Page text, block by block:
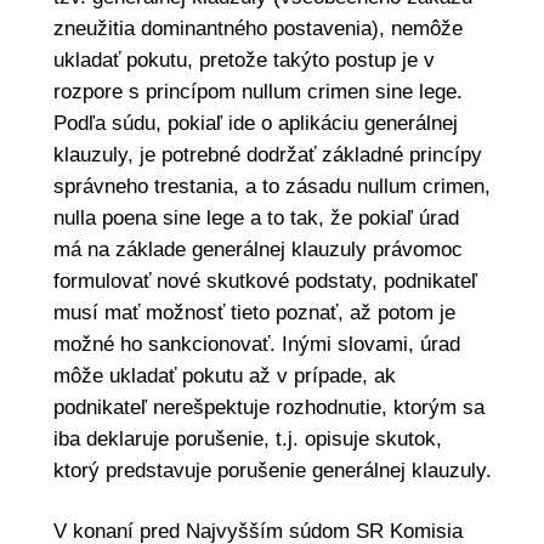
zneužitia dominantného postavenia), nemôže
ukladať pokutu, pretože takýto postup je v
rozpore s princípom nullum crimen sine lege.
Podľa súdu, pokiaľ ide o aplikáciu generálnej
klauzuly, je potrebné dodržať základné princípy
správneho trestania, a to zásadu nullum crimen,
nulla poena sine lege a to tak, že pokiaľ úrad
má na základe generálnej klauzuly právomoc
formulovať nové skutkové podstaty, podnikateľ
musí mať možnosť tieto poznať, až potom je
možné ho sankcionovať. Inými slovami, úrad
môže ukladať pokutu až v prípade, ak
podnikateľ nerešpektuje rozhodnutie, ktorým sa
iba deklaruje porušenie, t.j. opisuje skutok,
ktorý predstavuje porušenie generálnej klauzuly.
V konaní pred Najvyšším súdom SR Komisia